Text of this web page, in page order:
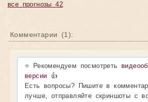
все прогнозы 42
Комментарии (1):
⭐ Рекомендуем посмотреть
версии 👍
Есть вопросы? Пишите в
лучше, отправляйте скриншоты с